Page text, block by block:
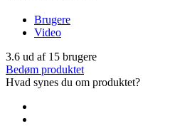
Brugere
Video
3.6 ud af 15 brugere
Bedøm produktet
Hvad synes du om produktet?